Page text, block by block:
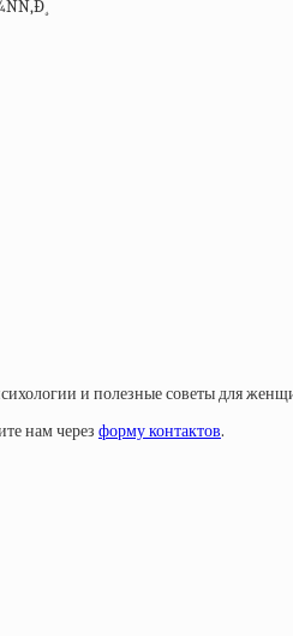
и полезные советы для
нам через форму контактов.